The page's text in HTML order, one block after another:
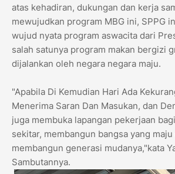
atas kehadiran, dukungan dan kerja
mewujudkan program MBG ini, SPPG
wujud nyata program aswacita dari
salah satunya program makan bergizi
dijalankan oleh negara negara maju.
"Apabila Di Kemudian Hari Ada
Menerima Saran Dan Masukan, dan
juga membuka lapangan pekerjaan
sekitar, membangun bangsa yang
membangun generasi mudanya,"kata
Sambutannya.